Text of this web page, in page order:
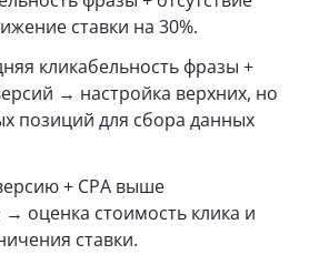
ставки на 30%.
кликабельность фразы +
→ настройка верхних, но
позиций для сбора данных
+ CPA выше
→ оценка стоимость клика и
ставки.